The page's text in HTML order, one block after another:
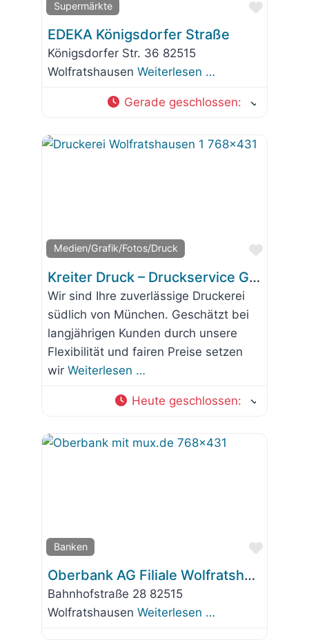
Supermärkte
Favorit
EDEKA Königsdorfer Straße
Königsdorfer Str. 36 82515
Wolfratshausen Weiterlesen …
Gerade geschlossen:
Medien/Grafik/Fotos/Druck
Favorit
Kreiter Druck – Druckservice GmbH
Wir sind Ihre zuverlässige Druckerei
südlich von München. Geschätzt bei
langjährigen Kunden durch unsere
Flexibilität und fairen Preise setzen
wir Weiterlesen …
Heute geschlossen:
Banken
Favorit
Oberbank AG Filiale Wolfratshausen
Bahnhofstraße 28 82515
Wolfratshausen Weiterlesen …